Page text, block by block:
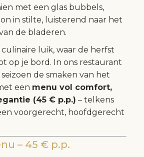
met een glas bubbels,
in stilte, luisterend naar het
de bladeren.
culinaire luik, waar de herfst
op je bord. In ons restaurant
de smaken van het
een menu vol comfort,
(45 € p.p.) – telkens
voorgerecht, hoofdgerecht
– 45 € p.p.